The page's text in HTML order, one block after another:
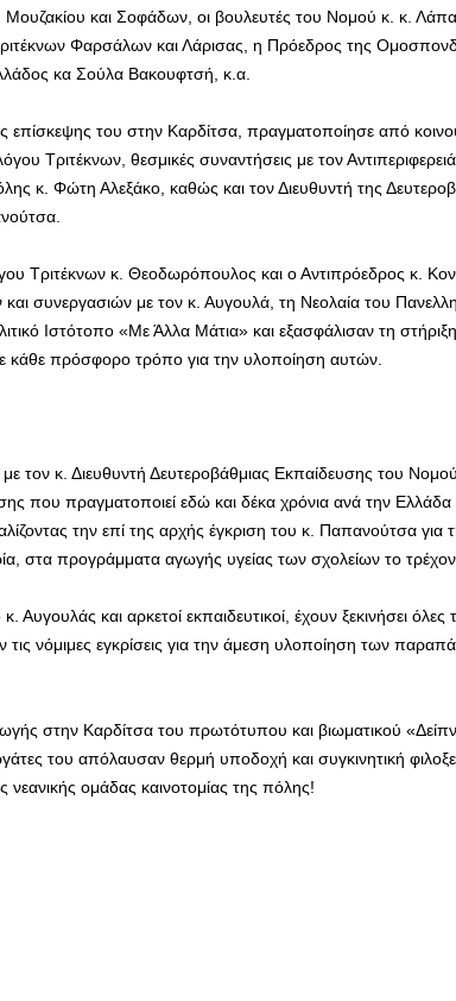
Μουζακίου και Σοφάδων, οι βουλευτές του Νομού κ. κ.
Φαρσάλων και Λάρισας, η Πρόεδρος της
κα Σούλα Βακουφτσή, κ.α.
επίσκεψης του στην Καρδίτσα, πραγματοποίησε από
Τριτέκνων, θεσμικές συναντήσεις με τον
κ. Φώτη Αλεξάκο, καθώς και τον Διευθυντή της
Τριτέκνων κ. Θεοδωρόπουλος και ο Αντιπρόεδρος κ.
συνεργασιών με τον κ. Αυγουλά, τη Νεολαία του
Ιστότοπο «Με Άλλα Μάτια» και εξασφάλισαν τη
κάθε πρόσφορο τρόπο για την υλοποίηση αυτών.
τον κ. Διευθυντή Δευτεροβάθμιας Εκπαίδευσης του
που πραγματοποιεί εδώ και δέκα χρόνια ανά την Ελλάδα
την επί της αρχής έγκριση του κ. Παπανούτσα για
στα προγράμματα αγωγής υγείας των σχολείων το τρέχον
και αρκετοί εκπαιδευτικοί, έχουν ξεκινήσει όλες
τις νόμιμες εγκρίσεις για την άμεση υλοποίηση των
στην Καρδίτσα του πρωτότυπου και βιωματικού
του απόλαυσαν θερμή υποδοχή και συγκινητική
ομάδας καινοτομίας της πόλης!